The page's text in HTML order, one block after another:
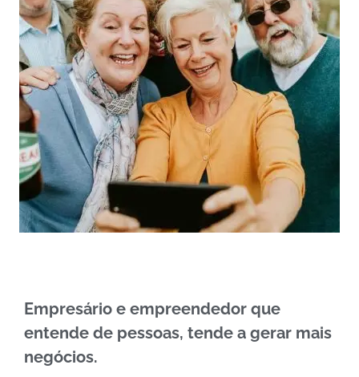
Empresário e empreendedor que
entende de pessoas, tende a gerar mais
negócios.